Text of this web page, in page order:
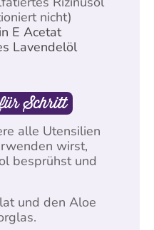
nicht)
E Acetat
Lavendelöl
Schritt
alle Utensilien
wirst,
besprühst und
und den Aloe